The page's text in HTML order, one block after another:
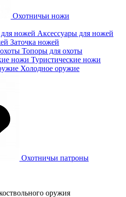
Охотничьи ножи
Аксессуары для ножей
Заточка ножей
Топоры для охоты
Туристические ножи
Холодное оружие
Охотничьи патроны